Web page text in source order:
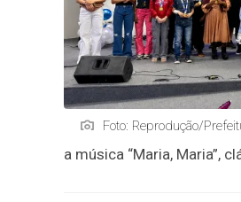
Foto: Reprodução/
a música “Maria, Maria”,